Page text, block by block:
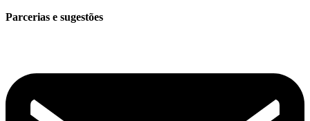
Parcerias e sugestões